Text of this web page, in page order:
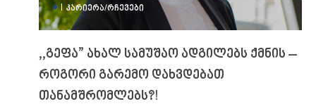
| ᲙᲐᲠᲘᲔᲠᲐ/ᲠᲩᲔᲕᲔᲑᲘ
,,გეფა” ახალ სამუშაო ადგილებს ქმნის –
როგორი გარემო დახვდებათ
თანამშრომლებს?!